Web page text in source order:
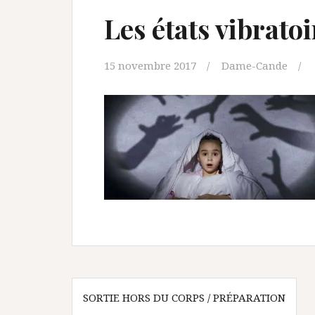
Les états
15 novembre 2017 Dame-Cande
Navigation
SORTIE HORS DU CORPS / PRÉPARATION